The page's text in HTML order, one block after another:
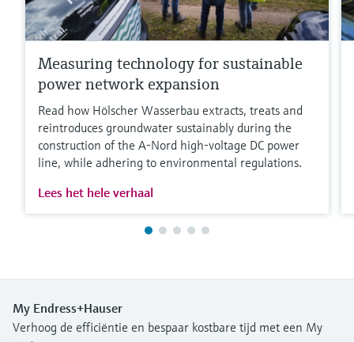
Measuring technology for sustainable
power network expansion
Read how Hölscher Wasserbau extracts, treats and
reintroduces groundwater sustainably during the
construction of the A-Nord high-voltage DC power
line, while adhering to environmental regulations.
Lees het hele verhaal
My Endress+Hauser
Verhoog de efficiëntie en bespaar kostbare tijd met een My